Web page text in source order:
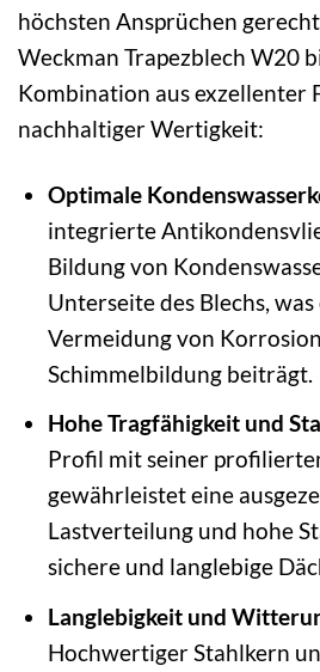
höchsten Ansprüchen
Weckman Trapezblech W20
Kombination aus exzellenter
nachhaltiger Wertigkeit:
Optimale
integrierte
Bildung von
Unterseite des Blechs,
Vermeidung von
Schimmelbildung beiträgt.
Hohe Tragfähigkeit und
Profil mit seiner
gewährleistet eine
Lastverteilung und hohe
sichere und langlebige
Langlebigkeit und
Hochwertiger Stahlkern